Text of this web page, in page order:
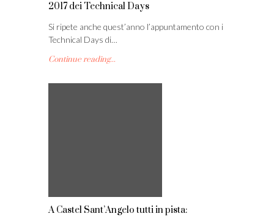
2017 dei Technical Days
Si ripete anche quest’anno l’appuntamento con i
Technical Days di…
Continue reading...
A Castel Sant’Angelo tutti in pista: